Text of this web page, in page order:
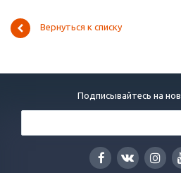
Вернуться к списку
Подписывайтесь на